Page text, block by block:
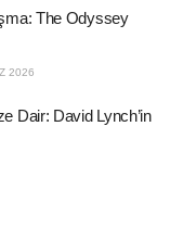
The Odyssey
2026
Dair: David Lynch’in